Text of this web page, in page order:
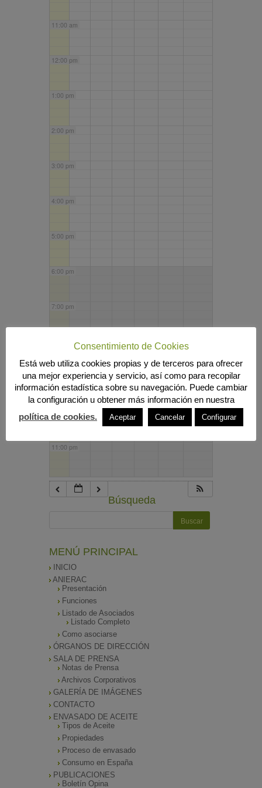
11:00 am
12:00 pm
1:00 pm
2:00 pm
3:00 pm
4:00 pm
5:00 pm
6:00 pm
7:00 pm
9:00 pm
10:00 pm
11:00 pm
Búsqueda
MENÚ PRINCIPAL
INICIO
ANIERAC
Presentación
Funciones
Listado de Asociados
Listado Completo
Como asociarse
ÓRGANOS DE DIRECCIÓN
SALA DE PRENSA
Notas de Prensa
Archivos Corporativos
GALERÍA DE IMÁGENES
CONTACTO
ENVASADO DE ACEITE
Tipos de Aceite
Propiedades
Proceso de envasado
Consumo en España
PUBLICACIONES
Boletín Opina
Consentimiento de Cookies
Está web utiliza cookies propias y de terceros para ofrecer
una mejor experiencia y servicio, así como para recopilar
información estadística sobre su navegación. Puede cambiar
la configuración u obtener más información en nuestra
política de cookies.
Aceptar Cancelar Configurar